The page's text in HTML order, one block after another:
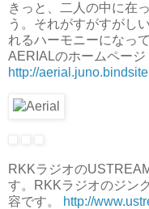
きっと、二人の中に在
う。それがすがすがし
れるハーモニーになっ
AERIALのホームページ
http://
RKKラジオの
す。RKKラジオのジン
容です。
http://